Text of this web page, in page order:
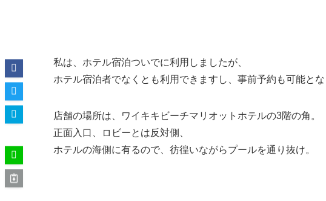
私は、ホテル宿泊ついでに利用しましたが、
ホテル宿泊者でなくとも利用できますし、事前予約も可能とな
店舗の場所は、ワイキキビーチマリオットホテルの3階の角。
正面入口、ロビーとは反対側、
ホテルの海側に有るので、彷徨いながらプールを通り抜け。